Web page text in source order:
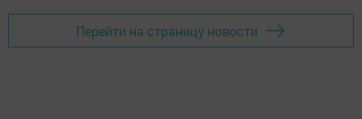
Перейти на страницу новости